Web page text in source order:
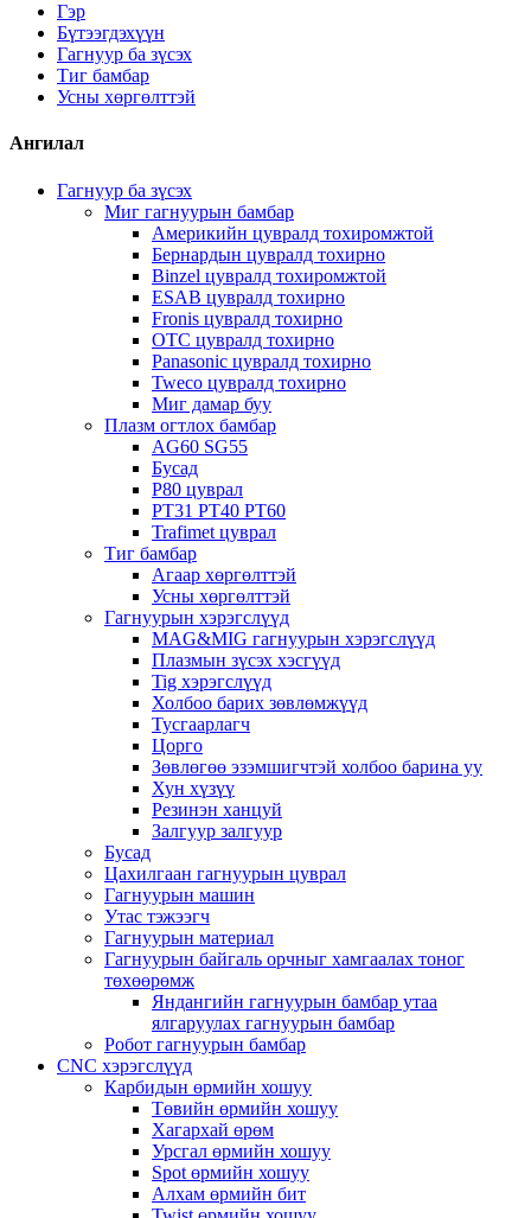
Гэр
Бүтээгдэхүүн
Гагнуур ба зүсэх
Тиг бамбар
Усны хөргөлттэй
Ангилал
Гагнуур ба зүсэх
Миг гагнуурын бамбар
Америкийн цувралд тохиромжтой
Бернардын цувралд тохирно
Binzel цувралд тохиромжтой
ESAB цувралд тохирно
Fronis цувралд тохирно
OTC цувралд тохирно
Panasonic цувралд тохирно
Tweco цувралд тохирно
Миг дамар буу
Плазм огтлох бамбар
AG60 SG55
Бусад
P80 цуврал
PT31 PT40 PT60
Trafimet цуврал
Тиг бамбар
Агаар хөргөлттэй
Усны хөргөлттэй
Гагнуурын хэрэгслүүд
MAG&MIG гагнуурын хэрэгслүүд
Плазмын зүсэх хэсгүүд
Tig хэрэгслүүд
Холбоо барих зөвлөмжүүд
Тусгаарлагч
Цорго
Зөвлөгөө эзэмшигчтэй холбоо барина уу
Хун хүзүү
Резинэн ханцуй
Залгуур залгуур
Бусад
Цахилгаан гагнуурын цуврал
Гагнуурын машин
Утас тэжээгч
Гагнуурын материал
Гагнуурын байгаль орчныг хамгаалах тоног
төхөөрөмж
Яндангийн гагнуурын бамбар утаа
ялгаруулах гагнуурын бамбар
Робот гагнуурын бамбар
CNC хэрэгслүүд
Карбидын өрмийн хошуу
Төвийн өрмийн хошуу
Хагархай өрөм
Урсгал өрмийн хошуу
Spot өрмийн хошуу
Алхам өрмийн бит